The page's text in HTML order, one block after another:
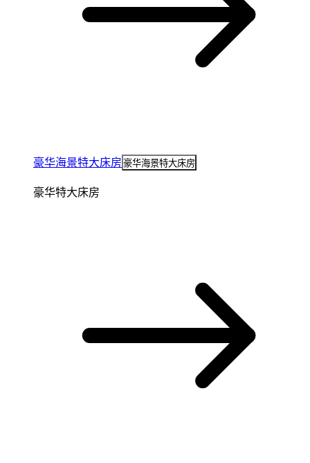
豪华海景特大床房 豪华海景特大床房
豪华特大床房